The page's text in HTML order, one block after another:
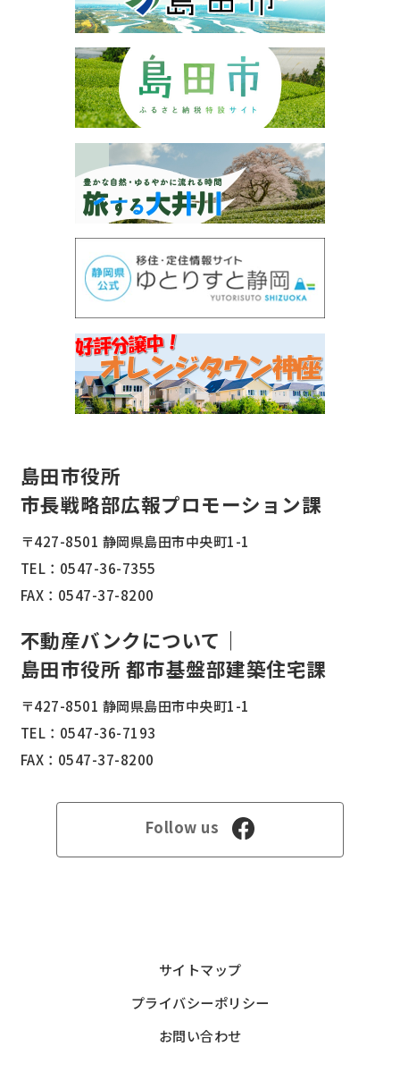
島田市役所
市長戦略部広報プロモーション課
〒427-8501 静岡県島田市中央町1-1
TEL： 0547-36-7355
FAX：0547-37-8200
不動産バンクについて｜
島田市役所 都市基盤部建築住宅課
〒427-8501 静岡県島田市中央町1-1
TEL： 0547-36-7193
FAX：0547-37-8200
Follow us
サイトマップ
プライバシーポリシー
お問い合わせ